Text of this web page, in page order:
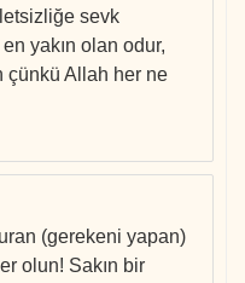
sevk
yakın olan odur,
çünkü Allah her ne
(gerekeni yapan)
olun! Sakın bir